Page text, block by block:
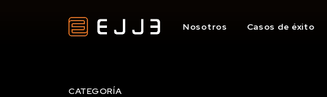
Nosotros Casos de éxito
CATEGORÍA